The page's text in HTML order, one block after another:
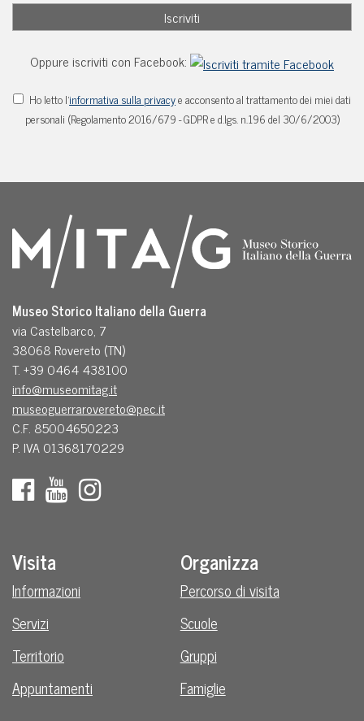
Oppure iscriviti con Facebook:
Ho letto l'informativa sulla privacye acconsento al trattamento dei miei dati
personali (Regolamento 2016/679 - GDPR e d.lgs. n.196 del 30/6/2003)
Museo Storico Italiano della Guerra
via Castelbarco, 7
38068 Rovereto (TN)
T. +39 0464 438100
info@museomitag.it
museoguerrarovereto@pec.it
C.F. 85004650223
P. IVA 01368170229
Visita
Informazioni
Servizi
Territorio
Appuntamenti
Organizza
Percorso di visita
Scuole
Gruppi
Famiglie